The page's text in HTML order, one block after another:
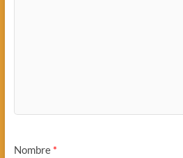
Nombre *